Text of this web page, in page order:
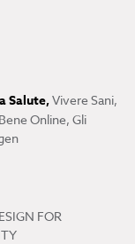
Salute,Vivere Sani,
Online, Gli
FOR